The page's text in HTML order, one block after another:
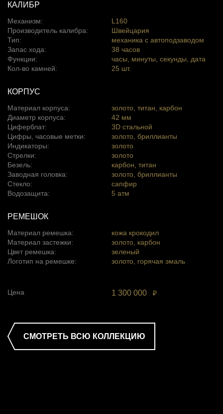
КАЛИБР
Механизм:
L160
Производитель калибра:
Швейцария
Тип:
механика с автоподзаводом
Запас хода:
38 часов
Функции:
часы, минуты, секунды, дата
Кол-во камней:
25 шт.
КОРПУС
Материал корпуса:
золото, титан, карбон
Диаметр корпуса:
42 мм
Циферблат:
3D стальной
Цифры, часовые метки:
золото, бриллианты
Индикаторы:
золото
Стрелки:
золото
Безель:
карбон, титан
Заводная головка:
золото, бриллианты
Стекло:
сапфир
Водозащита:
5 атм
РЕМЕШОК
Материал ремешка:
кожа крокодил
Материал застежки:
золото, карбон
Цвет ремешка:
зеленый
Логотип на ремешке:
золото, горячая эмаль
Цена 1 300 000 ₽
СМОТРЕТЬ ВСЮ КОЛЛЕКЦИЮ